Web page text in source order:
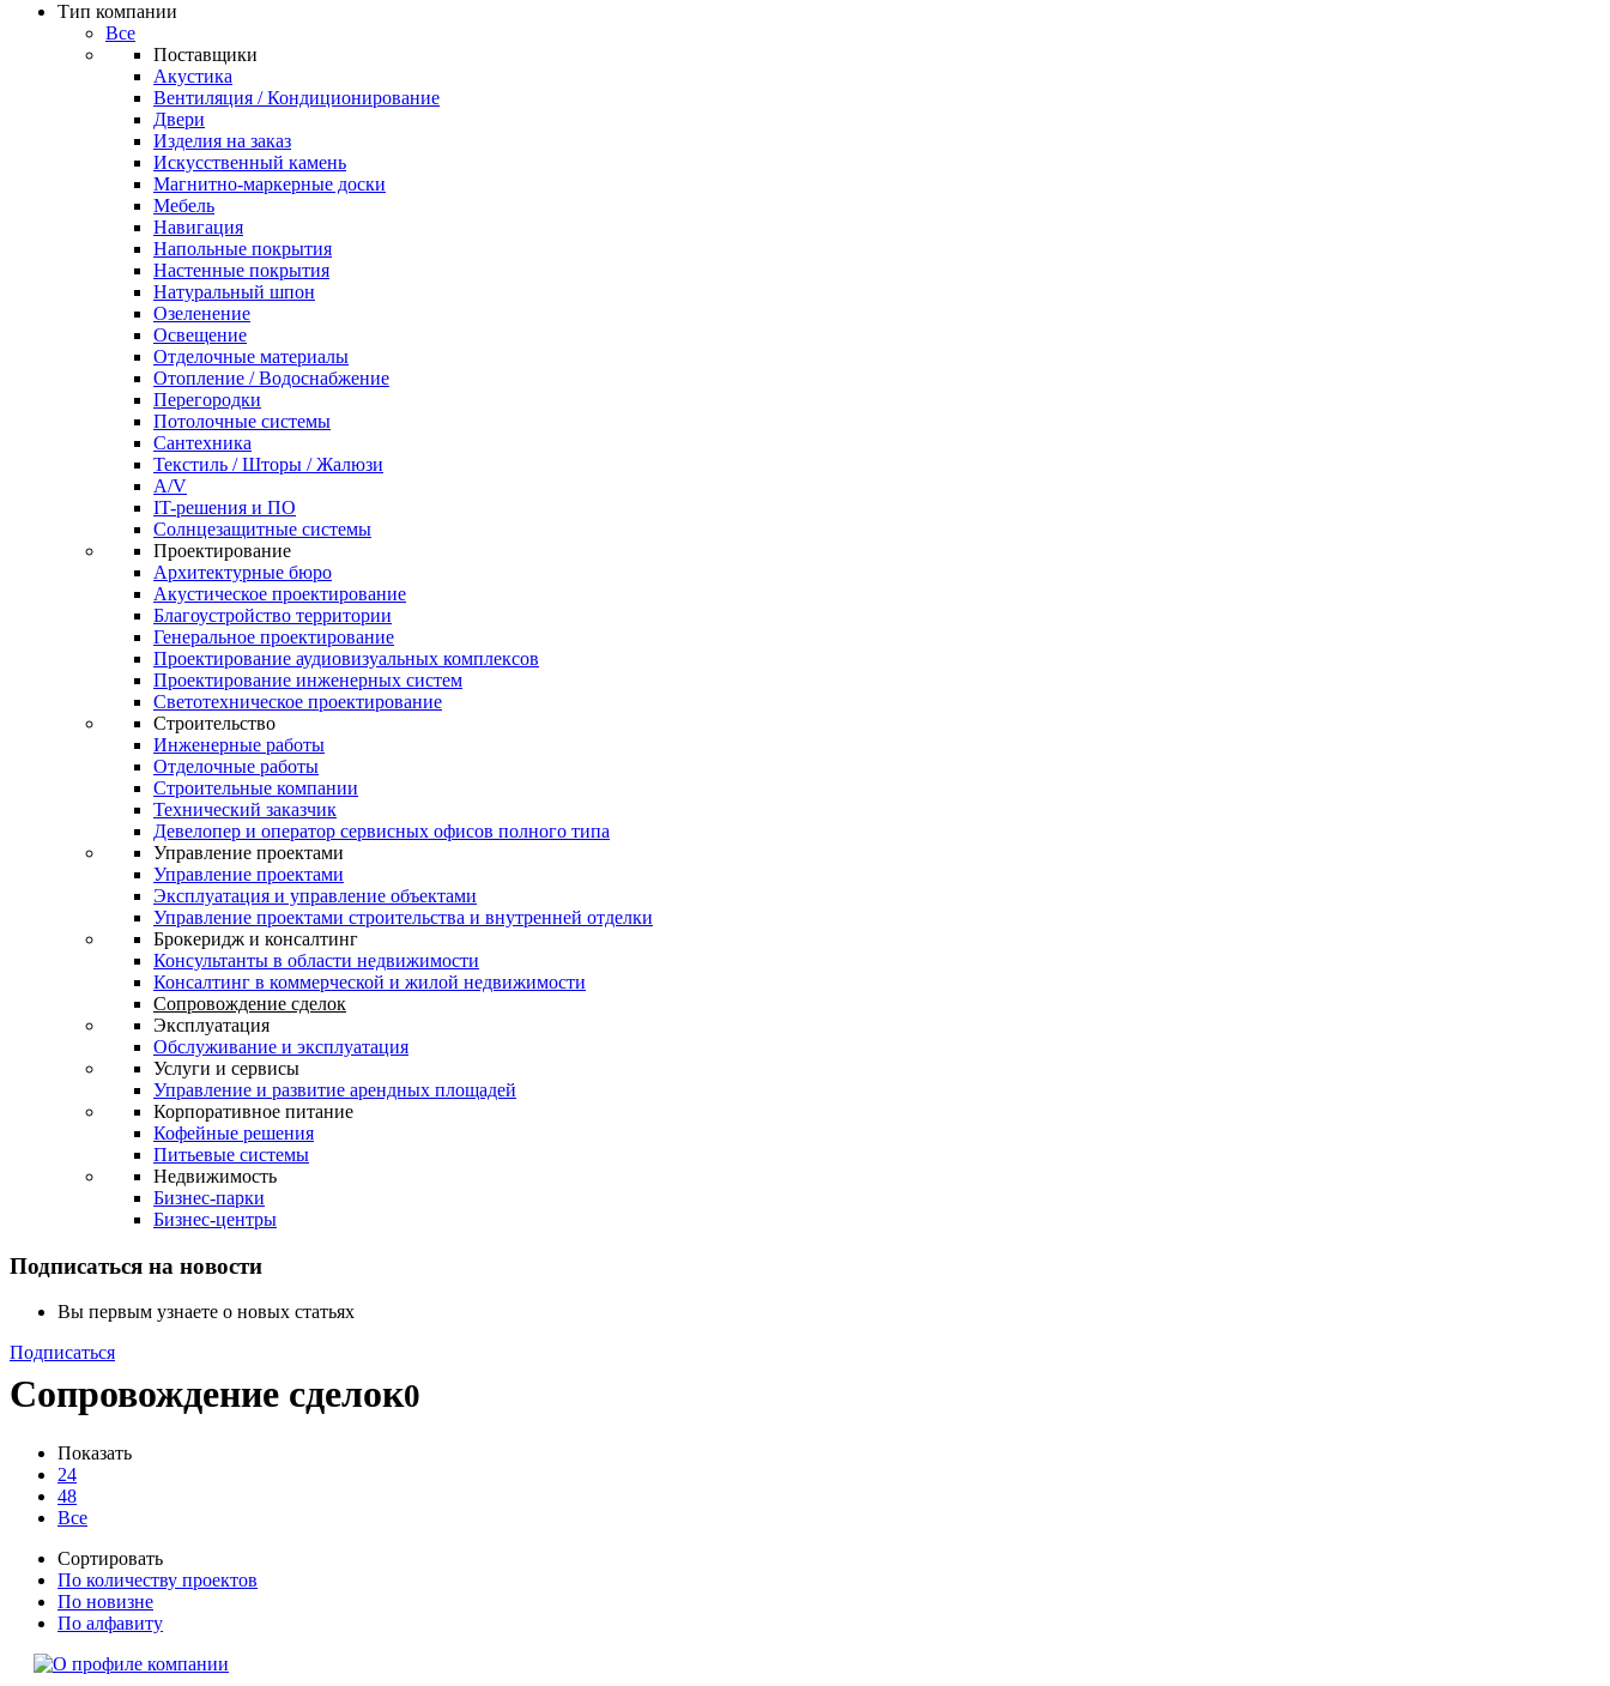
Тип компании
Все
Поставщики
Акустика
Вентиляция / Кондиционирование
Двери
Изделия на заказ
Искусственный камень
Магнитно-маркерные доски
Мебель
Навигация
Напольные покрытия
Настенные покрытия
Натуральный шпон
Озеленение
Освещение
Отделочные материалы
Отопление / Водоснабжение
Перегородки
Потолочные системы
Сантехника
Текстиль / Шторы / Жалюзи
A/V
IT-решения и ПО
Солнцезащитные системы
Проектирование
Архитектурные бюро
Акустическое проектирование
Благоустройство территории
Генеральное проектирование
Проектирование аудиовизуальных комплексов
Проектирование инженерных систем
Светотехническое проектирование
Строительство
Инженерные работы
Отделочные работы
Строительные компании
Технический заказчик
Девелопер и оператор сервисных офисов полного типа
Управление проектами
Управление проектами
Эксплуатация и управление объектами
Управление проектами строительства и внутренней отделки
Брокеридж и консалтинг
Консультанты в области недвижимости
Консалтинг в коммерческой и жилой недвижимости
Сопровождение сделок
Эксплуатация
Обслуживание и эксплуатация
Услуги и сервисы
Управление и развитие арендных площадей
Корпоративное питание
Кофейные решения
Питьевые системы
Недвижимость
Бизнес-парки
Бизнес-центры
Подписаться на новости
Вы первым узнаете о новых статьях
Подписаться
Сопровождение сделок0
Показать
24
48
Все
Сортировать
По количеству проектов
По новизне
По алфавиту